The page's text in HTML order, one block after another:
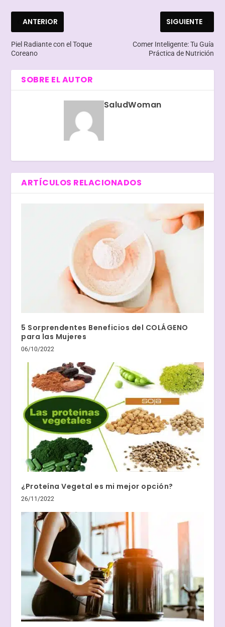
ANTERIOR
Piel Radiante con el Toque
Coreano
SIGUIENTE
Comer Inteligente: Tu Guía
Práctica de Nutrición
SOBRE EL AUTOR
SaludWoman
ARTÍCULOS RELACIONADOS
5 Sorprendentes Beneficios del COLÁGENO
para las Mujeres
06/10/2022
¿Proteína Vegetal es mi mejor opción?
26/11/2022